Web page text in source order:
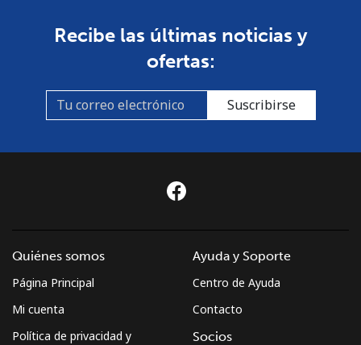
Recibe las últimas noticias y
ofertas:
Suscribirse
Quiénes somos
Página Principal
Mi cuenta
Política de privacidad y
Ayuda y Soporte
Centro de Ayuda
Contacto
Socios